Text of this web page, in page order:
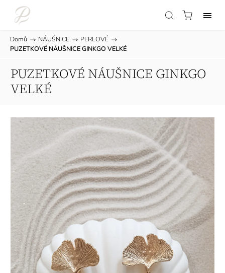
Domů / NÁUŠNICE / PERLOVÉ /
PUZETKOVÉ NÁUŠNICE GINKGO VELKÉ
PUZETKOVÉ NÁUŠNICE GINKGO
VELKÉ